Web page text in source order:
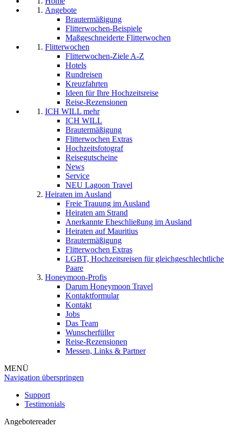
Angebote
Brautermäßigung
Flitterwochen-Beispiele
Maßgeschneiderte Flitterwochen
Flitterwochen
Flitterwochen-Ziele A-Z
Hotels
Rundreisen
Kreuzfahrten
Ideen für Ihre Hochzeitsreise
Reise-Rezensionen
ICH WILL mehr
ICH WILL
Brautermäßigung
Flitterwochen Extras
Hochzeitsfotograf
Reisegutscheine
News
Service
NEU Lagoon Travel
Heiraten im Ausland
Freie Trauung im Ausland
Heiraten am Strand
Anerkannte Eheschließung im Ausland
Heiraten auf Mauritius
Brautermäßigung
Flitterwochen Extras
LGBT, Hochzeitsreisen für gleichgeschlechtliche
Paare
Honeymoon-Profis
Darum Honeymoon Travel
Kontaktformular
Kontakt
Jobs
Das Team
Wunscherfüller
Reise-Rezensionen
Messen, Links & Partner
MENÜ
Navigation überspringen
Support
Testimonials
Angebotereader